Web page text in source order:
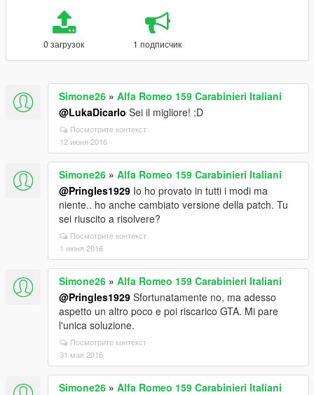
0 загрузок 1 подписчик
Simone26 » Alfa Romeo 159 Carabinieri Italiani
@LukaDicarlo Sei il migliore! :D
Посмотрите контекст
12 июня 2016
Simone26 » Alfa Romeo 159 Carabinieri Italiani
@Pringles1929 Io ho provato in tutti i modi ma
niente.. ho anche cambiato versione della patch. Tu
sei riuscito a risolvere?
Посмотрите контекст
1 июня 2016
Simone26 » Alfa Romeo 159 Carabinieri Italiani
@Pringles1929 Sfortunatamente no, ma adesso
aspetto un altro poco e poi riscarico GTA. Mi pare
l'unica soluzione.
Посмотрите контекст
31 мая 2016
Simone26 » Alfa Romeo 159 Carabinieri Italiani